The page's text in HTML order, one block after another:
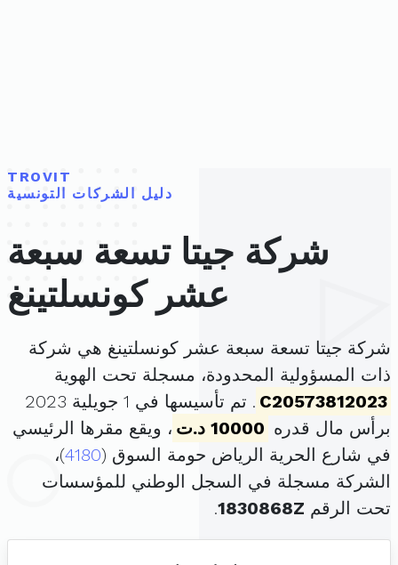
TROVIT
دليل الشركات التونسية
شركة جيتا تسعة سبعة
عشر كونسلتينغ
شركة جيتا تسعة سبعة عشر كونسلتينغ هي شركة
ذات المسؤولية المحدودة، مسجلة تحت الهوية
C20573812023
. تم تأسيسها في 1 جويلية 2023
برأس مال قدره 10000 د.ت
، ويقع مقرها الرئيسي
في شارع الحرية الرياض حومة السوق (4180)،
الشركة مسجلة في السجل الوطني للمؤسسات
تحت الرقم 1830868Z
.